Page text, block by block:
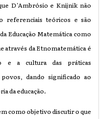
D’Ambrósio e Knijniknão
referenciais teóricos e são
Educação Matemática como
através da Etnomatemática é
e a cultura das práticas
dando significado ao
da educação.
como objetivo discutir o que